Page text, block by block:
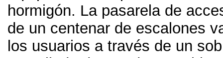
hormigón. La pasarela de
de un centenar de escalones
los usuarios a través de un